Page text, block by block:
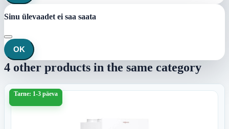
Sinu ülevaadet ei saa saata
OK
4 other products in the same category
Tarne: 1-3 päeva